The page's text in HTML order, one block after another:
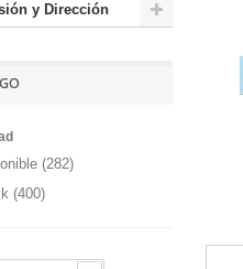
y Dirección
(282)
(400)